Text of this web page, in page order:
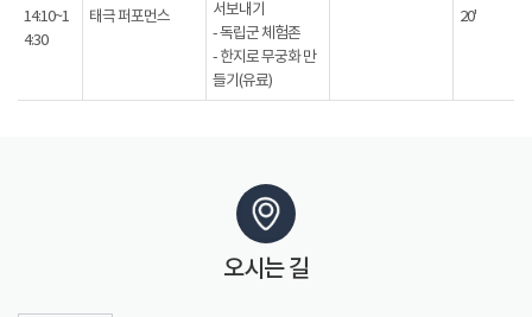
서보내기
- 독립군 체험존
- 한지로 무궁화 만
들기(유료)
14:10~1
4:30
태극 퍼포먼스 20'
오시는 길